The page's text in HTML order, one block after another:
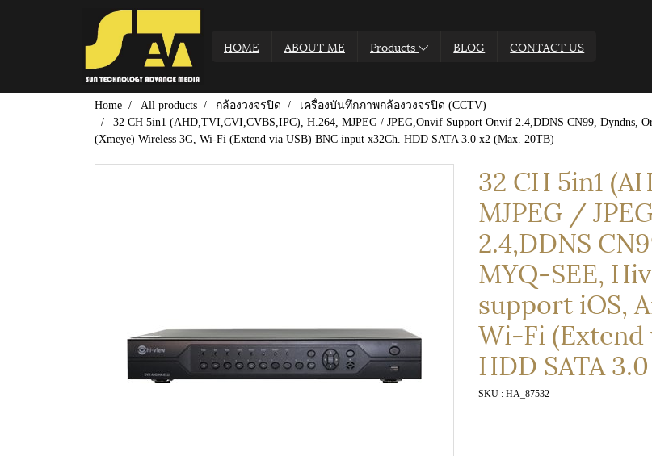
HOME ABOUT ME Products BLOG CONTACT US
Home All products กล้องวงจรปิด
เครื่องบันทึกภาพกล้องวงจรปิด (CCTV)
32 CH 5in1 (AHD,TVI,CVI,CVBS,IPC), H.264, MJPEG / JPEG,Onvif Support Onvif 2.4,DDNS CN99, Dyndns,
(Xmeye) Wireless 3G, Wi-Fi (Extend via USB) BNC input x32Ch. HDD SATA 3.0 x2 (Max. 20TB)
32 CH 5in1
MJPEG /
2.4,DDNS
MYQ-SEE,
support iOS,
Wi-Fi (Extend
HDD SATA
SKU : HA_87532